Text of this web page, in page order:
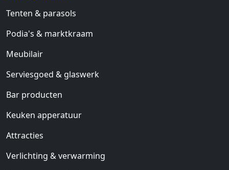
Tenten & parasols
Podia's & marktkraam
Meubilair
Serviesgoed & glaswerk
Bar producten
Keuken apperatuur
Attracties
Verlichting & verwarming